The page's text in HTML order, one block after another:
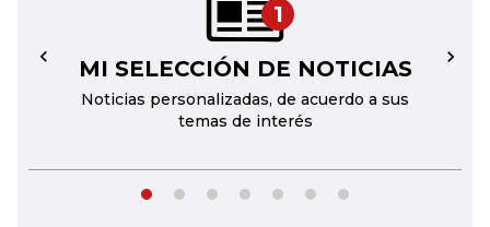
1
MI SELECCIÓN DE NOTICIAS
Noticias personalizadas, de acuerdo a sus
temas de interés
← →